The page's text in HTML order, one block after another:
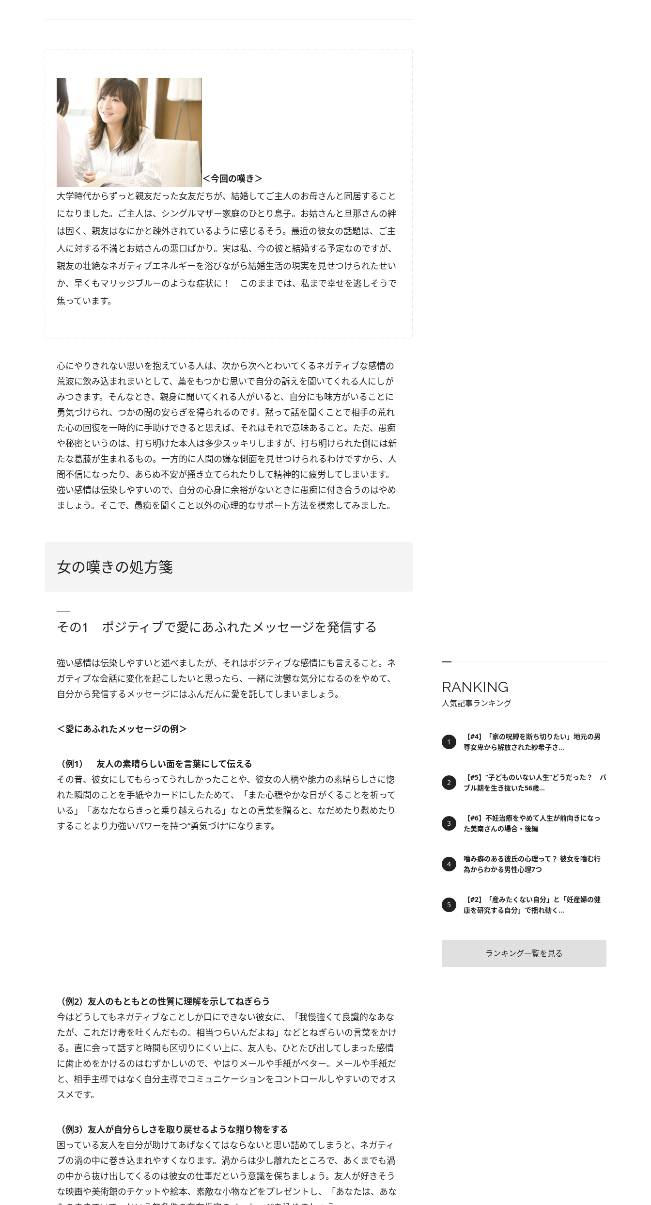
＜今回の嘆き＞
大学時代からずっと親友だった女友だちが、結婚してご主人のお母さんと同居すること
になりました。ご主人は、シングルマザー家庭のひとり息子。お姑さんと旦那さんの絆
は固く、親友はなにかと疎外されているように感じるそう。最近の彼女の話題は、ご主
人に対する不満とお姑さんの悪口ばかり。実は私、今の彼と結婚する予定なのですが、
親友の壮絶なネガティブエネルギーを浴びながら結婚生活の現実を見せつけられたせい
か、早くもマリッジブルーのような症状に！ このままでは、私まで幸せを逃しそうで
焦っています。
心にやりきれない思いを抱えている人は、次から次へとわいてくるネガティブな感情の
荒波に飲み込まれまいとして、藁をもつかむ思いで自分の訴えを聞いてくれる人にしが
みつきます。そんなとき、親身に聞いてくれる人がいると、自分にも味方がいることに
勇気づけられ、つかの間の安らぎを得られるのです。黙って話を聞くことで相手の荒れ
た心の回復を一時的に手助けできると思えば、それはそれで意味あること。ただ、愚痴
や秘密というのは、打ち明けた本人は多少スッキリしますが、打ち明けられた側には新
たな葛藤が生まれるもの。一方的に人間の嫌な側面を見せつけられるわけですから、人
間不信になったり、あらぬ不安が掻き立てられたりして精神的に疲労してしまいます。
強い感情は伝染しやすいので、自分の心身に余裕がないときに愚痴に付き合うのはやめ
ましょう。そこで、愚痴を聞くこと以外の心理的なサポート方法を模索してみました。
女の嘆きの処方箋
その1 ポジティブで愛にあふれたメッセージを発信する
強い感情は伝染しやすいと述べましたが、それはポジティブな感情にも言えること。ネ
ガティブな会話に変化を起こしたいと思ったら、一緒に沈鬱な気分になるのをやめて、
自分から発信するメッセージにはふんだんに愛を託してしまいましょう。
＜愛にあふれたメッセージの例＞
（例1） 友人の素晴らしい面を言葉にして伝える
その昔、彼女にしてもらってうれしかったことや、彼女の人柄や能力の素晴らしさに惚
れた瞬間のことを手紙やカードにしたためて、「また心穏やかな日がくることを祈って
いる」「あなたならきっと乗り越えられる」なとの言葉を贈ると、なだめたり慰めたり
することより力強いパワーを持つ“勇気づけ”になります。
（例2）友人のもともとの性質に理解を示してねぎらう
今はどうしてもネガティブなことしか口にできない彼女に、「我慢強くて良識的なあな
たが、これだけ毒を吐くんだもの。相当つらいんだよね」などとねぎらいの言葉をかけ
る。直に会って話すと時間も区切りにくい上に、友人も、ひとたび出してしまった感情
に歯止めをかけるのはむずかしいので、やはりメールや手紙がベター。メールや手紙だ
と、相手主導ではなく自分主導でコミュニケーションをコントロールしやすいのでオス
スメです。
（例3）友人が自分らしさを取り戻せるような贈り物をする
困っている友人を自分が助けてあげなくてはならないと思い詰めてしまうと、ネガティ
ブの渦の中に巻き込まれやすくなります。渦からは少し離れたところで、あくまでも渦
の中から抜け出してくるのは彼女の仕事だという意識を保ちましょう。友人が好きそう
な映画や美術館のチケットや絵本、素敵な小物などをプレゼントし、「あなたは、あな
RANKING
人気記事ランキング
【#4】「家の呪縛を断ち切りたい」地元の男
尊女卑から解放された紗希子さ...
【#5】“子どものいない人生”どうだった？ バ
ブル期を生き抜いた56歳...
【#6】不妊治療をやめて人生が前向きになっ
た美南さんの場合・後編
噛み癖のある彼氏の心理って？ 彼女を噛む行
為からわかる男性心理7つ
【#2】「産みたくない自分」と「妊産婦の健
康を研究する自分」で揺れ動く...
ランキング一覧を見る